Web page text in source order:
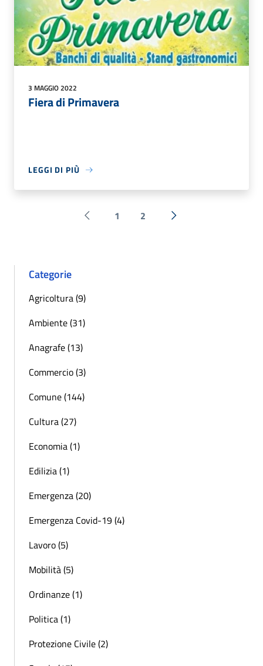
3 MAGGIO 2022
Fiera di Primavera
LEGGI DI PIÙ
Pagina precedente
1 2 Successiva »
Categorie
Agricoltura (9)
Ambiente (31)
Anagrafe (13)
Commercio (3)
Comune (144)
Cultura (27)
Economia (1)
Edilizia (1)
Emergenza (20)
Emergenza Covid-19 (4)
Lavoro (5)
Mobilità (5)
Ordinanze (1)
Politica (1)
Protezione Civile (2)